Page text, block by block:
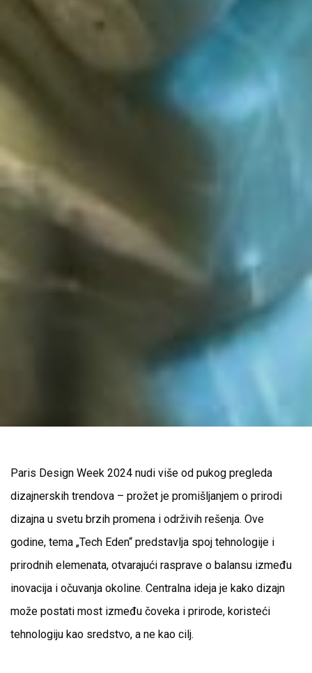
Paris Design Week 2024 nudi više od pukog pregleda
dizajnerskih trendova – prožet je promišljanjem o prirodi
dizajna u svetu brzih promena i održivih rešenja. Ove
godine, tema „Tech Eden“ predstavlja spoj tehnologije i
prirodnih elemenata, otvarajući rasprave o balansu između
inovacija i očuvanja okoline. Centralna ideja je kako dizajn
može postati most između čoveka i prirode, koristeći
tehnologiju kao sredstvo, a ne kao cilj.